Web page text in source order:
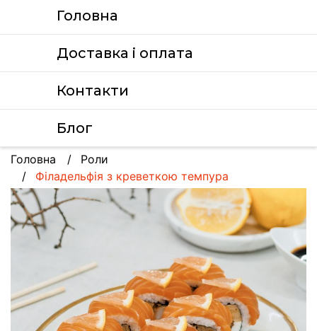
Головна
Доставка i оплата
Контакти
Блог
Головна
Роли
Філадельфія з креветкою темпура